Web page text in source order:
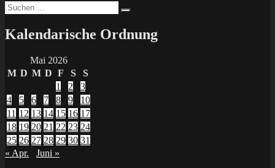
Suchen
nach:
Kalendarische Ordnung
Mai 2026
M D M D F S
S
1
2
3
4
5 6 7 8 9
10
11 12 13 14 15 16 17
18 19 20 21 22 23 24
25 26 27 28 29 30 31
« Apr.
Juni »